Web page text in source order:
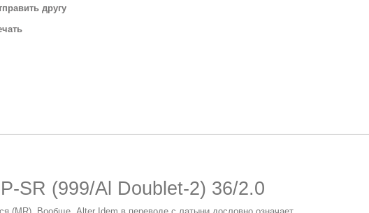
другу
SR (999/Al Doublet-2) 36/2.0